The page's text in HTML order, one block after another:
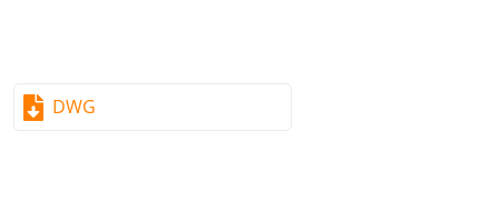
Se puede aflojar mediante un atornillador de estrella
DWG